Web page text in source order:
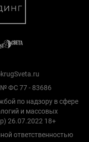
ФС 77 - 83686
по надзору в сфере
и массовых
26.07.2022 18+
ответственностью